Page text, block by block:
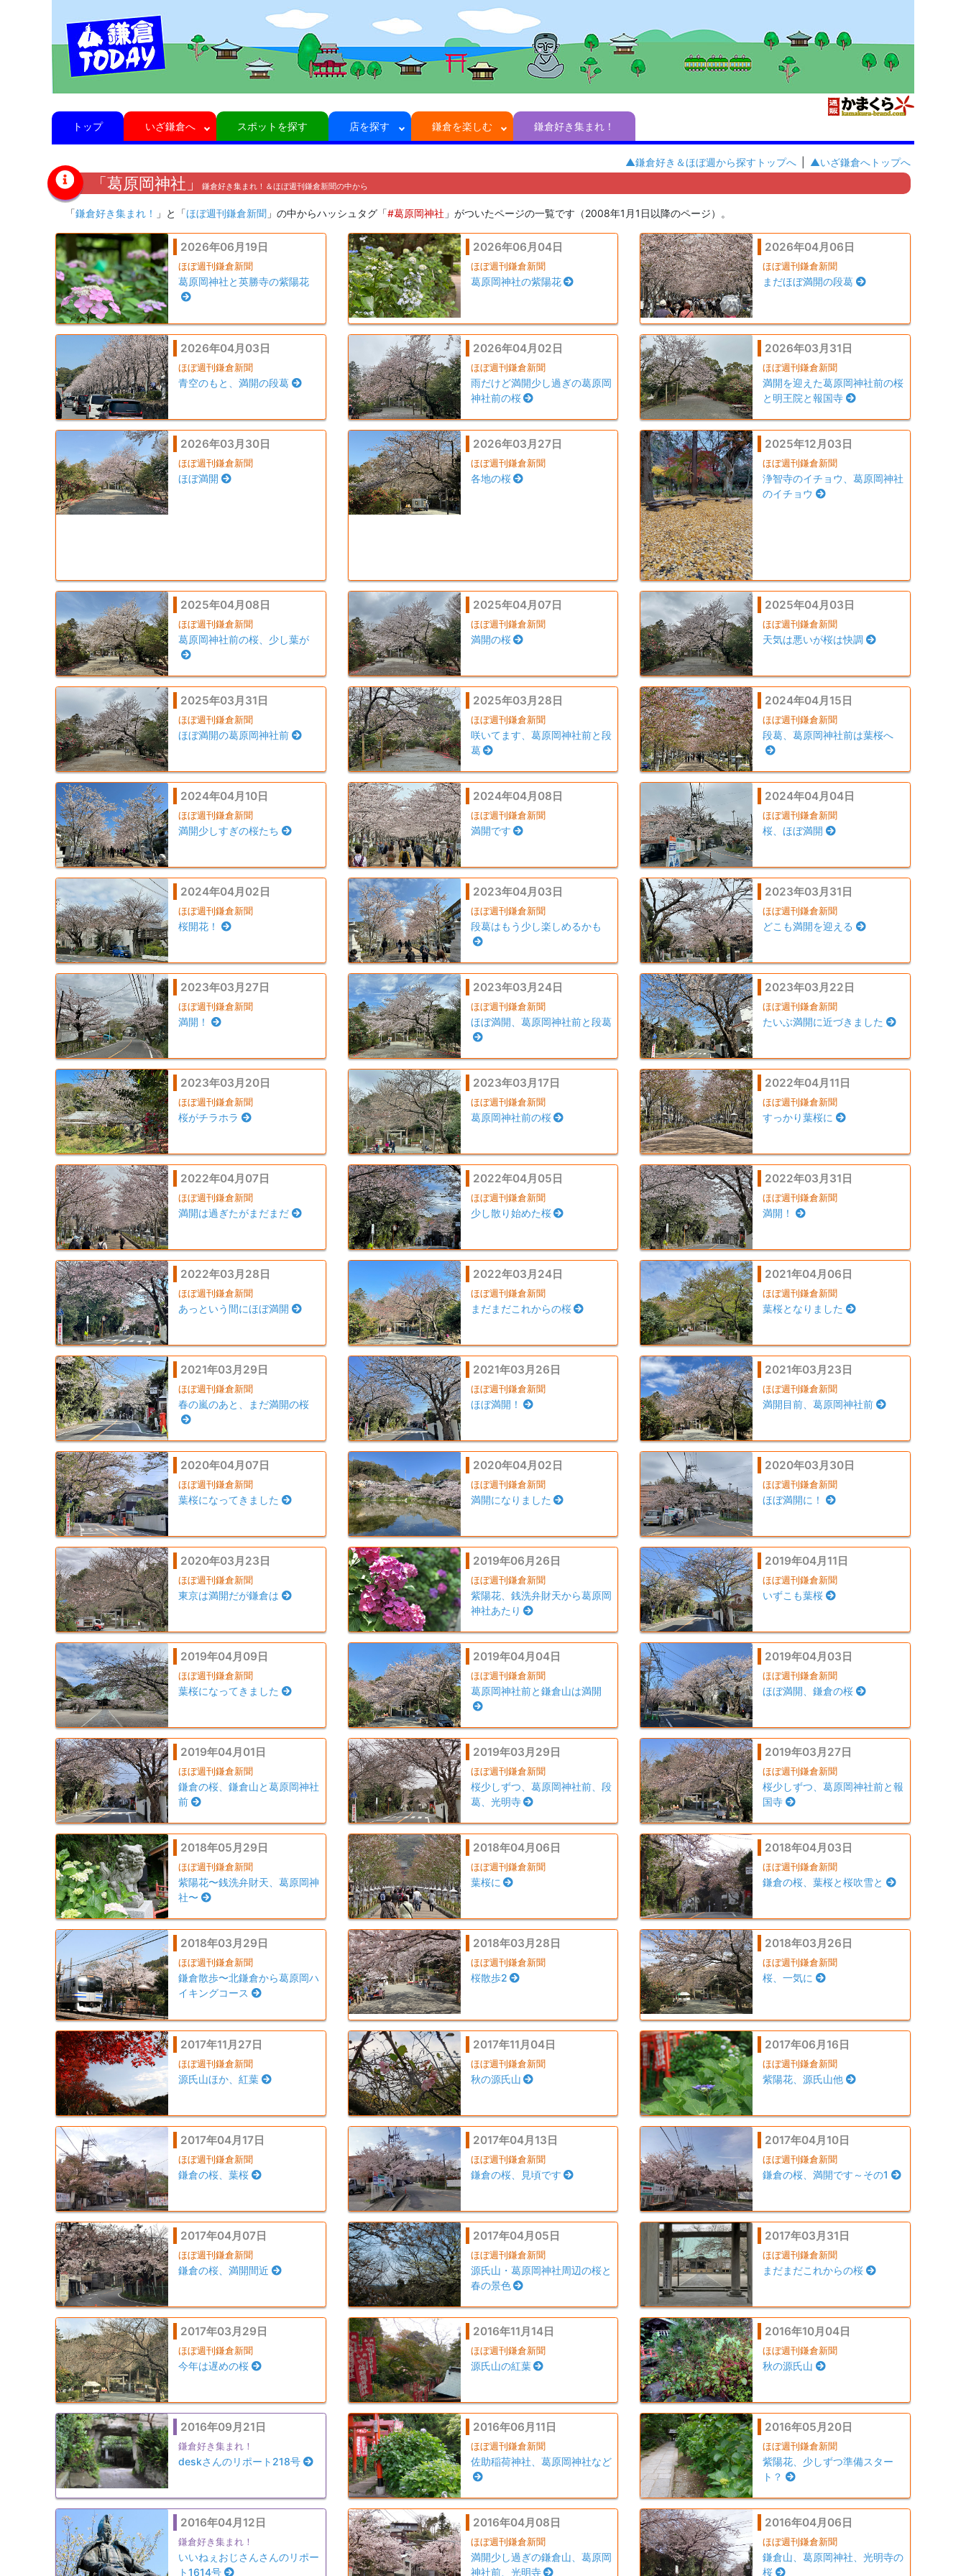
トップ いざ鎌倉へ スポットを探す 店を探す 鎌倉を楽しむ 鎌倉好き集まれ！
▲鎌倉好き＆ほぼ週から探すトップへ ▲いざ鎌倉へトップへ
「葛原岡神社」 鎌倉好き集まれ！＆ほぼ週刊鎌倉新聞の中から
「鎌倉好き集まれ！ 」と「ほぼ週刊鎌倉新聞 」の中からハッシュタグ「#葛原岡神社 」がついたページの一覧です（2008年1月1日以降のページ）。
2026年06月19日
ほぼ週刊鎌倉新聞
葛原岡神社と英勝寺の紫陽花
2026年06月04日
ほぼ週刊鎌倉新聞
葛原岡神社の紫陽花
2026年04月06日
ほぼ週刊鎌倉新聞
まだほぼ満開の段葛
2026年04月03日
ほぼ週刊鎌倉新聞
青空のもと、満開の段葛
2026年04月02日
ほぼ週刊鎌倉新聞
雨だけど満開少し過ぎの葛原岡
神社前の桜
2026年03月31日
ほぼ週刊鎌倉新聞
満開を迎えた葛原岡神社前の桜
と明王院と報国寺
2026年03月30日
ほぼ週刊鎌倉新聞
ほぼ満開
2026年03月27日
ほぼ週刊鎌倉新聞
各地の桜
2025年12月03日
ほぼ週刊鎌倉新聞
浄智寺のイチョウ、葛原岡神社
のイチョウ
2025年04月08日
ほぼ週刊鎌倉新聞
葛原岡神社前の桜、少し葉が
2025年04月07日
ほぼ週刊鎌倉新聞
満開の桜
2025年04月03日
ほぼ週刊鎌倉新聞
天気は悪いが桜は快調
2025年03月31日
ほぼ週刊鎌倉新聞
ほぼ満開の葛原岡神社前
2025年03月28日
ほぼ週刊鎌倉新聞
咲いてます、葛原岡神社前と段
葛
2024年04月15日
ほぼ週刊鎌倉新聞
段葛、葛原岡神社前は葉桜へ
2024年04月10日
ほぼ週刊鎌倉新聞
満開少しすぎの桜たち
2024年04月08日
ほぼ週刊鎌倉新聞
満開です
2024年04月04日
ほぼ週刊鎌倉新聞
桜、ほぼ満開
2024年04月02日
ほぼ週刊鎌倉新聞
桜開花！
2023年04月03日
ほぼ週刊鎌倉新聞
段葛はもう少し楽しめるかも
2023年03月31日
ほぼ週刊鎌倉新聞
どこも満開を迎える
2023年03月27日
ほぼ週刊鎌倉新聞
満開！
2023年03月24日
ほぼ週刊鎌倉新聞
ほぼ満開、葛原岡神社前と段葛
2023年03月22日
ほぼ週刊鎌倉新聞
たいぶ満開に近づきました
2023年03月20日
ほぼ週刊鎌倉新聞
桜がチラホラ
2023年03月17日
ほぼ週刊鎌倉新聞
葛原岡神社前の桜
2022年04月11日
ほぼ週刊鎌倉新聞
すっかり葉桜に
2022年04月07日
ほぼ週刊鎌倉新聞
満開は過ぎたがまだまだ
2022年04月05日
ほぼ週刊鎌倉新聞
少し散り始めた桜
2022年03月31日
ほぼ週刊鎌倉新聞
満開！
2022年03月28日
ほぼ週刊鎌倉新聞
あっという間にほぼ満開
2022年03月24日
ほぼ週刊鎌倉新聞
まだまだこれからの桜
2021年04月06日
ほぼ週刊鎌倉新聞
葉桜となりました
2021年03月29日
ほぼ週刊鎌倉新聞
春の嵐のあと、まだ満開の桜
2021年03月26日
ほぼ週刊鎌倉新聞
ほぼ満開！
2021年03月23日
ほぼ週刊鎌倉新聞
満開目前、葛原岡神社前
2020年04月07日
ほぼ週刊鎌倉新聞
葉桜になってきました
2020年04月02日
ほぼ週刊鎌倉新聞
満開になりました
2020年03月30日
ほぼ週刊鎌倉新聞
ほぼ満開に！
2020年03月23日
ほぼ週刊鎌倉新聞
東京は満開だが鎌倉は
2019年06月26日
ほぼ週刊鎌倉新聞
紫陽花、銭洗弁財天から葛原岡
神社あたり
2019年04月11日
ほぼ週刊鎌倉新聞
いずこも葉桜
2019年04月09日
ほぼ週刊鎌倉新聞
葉桜になってきました
2019年04月04日
ほぼ週刊鎌倉新聞
葛原岡神社前と鎌倉山は満開
2019年04月03日
ほぼ週刊鎌倉新聞
ほぼ満開、鎌倉の桜
2019年04月01日
ほぼ週刊鎌倉新聞
鎌倉の桜、鎌倉山と葛原岡神社
前
2019年03月29日
ほぼ週刊鎌倉新聞
桜少しずつ、葛原岡神社前、段
葛、光明寺
2019年03月27日
ほぼ週刊鎌倉新聞
桜少しずつ、葛原岡神社前と報
国寺
2018年05月29日
ほぼ週刊鎌倉新聞
紫陽花〜銭洗弁財天、葛原岡神
社〜
2018年04月06日
ほぼ週刊鎌倉新聞
葉桜に
2018年04月03日
ほぼ週刊鎌倉新聞
鎌倉の桜、葉桜と桜吹雪と
2018年03月29日
ほぼ週刊鎌倉新聞
鎌倉散歩〜北鎌倉から葛原岡ハ
イキングコース
2018年03月28日
ほぼ週刊鎌倉新聞
桜散歩2
2018年03月26日
ほぼ週刊鎌倉新聞
桜、一気に
2017年11月27日
ほぼ週刊鎌倉新聞
源氏山ほか、紅葉
2017年11月04日
ほぼ週刊鎌倉新聞
秋の源氏山
2017年06月16日
ほぼ週刊鎌倉新聞
紫陽花、源氏山他
2017年04月17日
ほぼ週刊鎌倉新聞
鎌倉の桜、葉桜
2017年04月13日
ほぼ週刊鎌倉新聞
鎌倉の桜、見頃です
2017年04月10日
ほぼ週刊鎌倉新聞
鎌倉の桜、満開です～その1
2017年04月07日
ほぼ週刊鎌倉新聞
鎌倉の桜、満開間近
2017年04月05日
ほぼ週刊鎌倉新聞
源氏山・葛原岡神社周辺の桜と
春の景色
2017年03月31日
ほぼ週刊鎌倉新聞
まだまだこれからの桜
2017年03月29日
ほぼ週刊鎌倉新聞
今年は遅めの桜
2016年11月14日
ほぼ週刊鎌倉新聞
源氏山の紅葉
2016年10月04日
ほぼ週刊鎌倉新聞
秋の源氏山
2016年09月21日
鎌倉好き集まれ！
deskさんのリポート218号
2016年06月11日
ほぼ週刊鎌倉新聞
佐助稲荷神社、葛原岡神社など
2016年05月20日
ほぼ週刊鎌倉新聞
紫陽花、少しずつ準備スター
ト？
2016年04月12日
鎌倉好き集まれ！
いいねぇおじさんさんのリポー
ト1614号
2016年04月08日
ほぼ週刊鎌倉新聞
満開少し過ぎの鎌倉山、葛原岡
神社前、光明寺
2016年04月06日
ほぼ週刊鎌倉新聞
鎌倉山、葛原岡神社、光明寺の
桜